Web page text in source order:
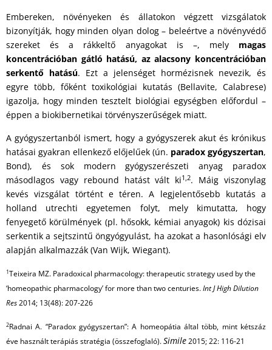
Embereken, növényeken és állatokon végzett vizsgálatok
bizonyítják, hogy minden olyan dolog – beleértve a növényvédő
szereket és a rákkeltő anyagokat is –, mely magas
koncentrációban gátló hatású, az alacsony koncentrációban
serkentő hatású. Ezt a jelenséget hormézisnek nevezik, és
egyre több, főként toxikológiai kutatás (Bellavite, Calabrese)
igazolja, hogy minden tesztelt biológiai egységben előfordul –
éppen a biokibernetikai törvényszerűségek miatt.
A gyógyszertanból ismert, hogy a gyógyszerek akut és krónikus
hatásai gyakran ellenkező előjelűek (ún. paradox gyógyszertan,
Bond), és sok modern gyógyszerészeti anyag paradox
másodlagos vagy rebound hatást vált ki1,2. Máig viszonylag
kevés vizsgálat történt e téren. A legjelentősebb kutatás a
holland utrechti egyetemen folyt, mely kimutatta, hogy
fenyegető körülmények (pl. hősokk, kémiai anyagok) kis dózisai
serkentik a sejtszintű öngyógyulást, ha azokat a hasonlósági elv
alapján alkalmazzák (Van Wijk, Wiegant).
1Teixeira MZ. Paradoxical pharmacology: therapeutic strategy used by the
‘homeopathic pharmacology’ for more than two centuries.Int J High Dilution
Res2014; 13(48): 207-226
2Radnai A. “Paradox gyógyszertan”: A homeopátia által több, mint kétszáz
éve használt terápiás stratégia (összefoglaló).Simile2015; 22: 116-21